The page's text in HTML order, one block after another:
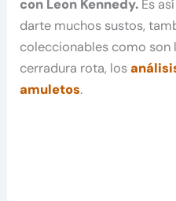
con Leon Kennedy. Es
darte muchos sustos,
coleccionables como son
cerradura rota, los
amuletos.